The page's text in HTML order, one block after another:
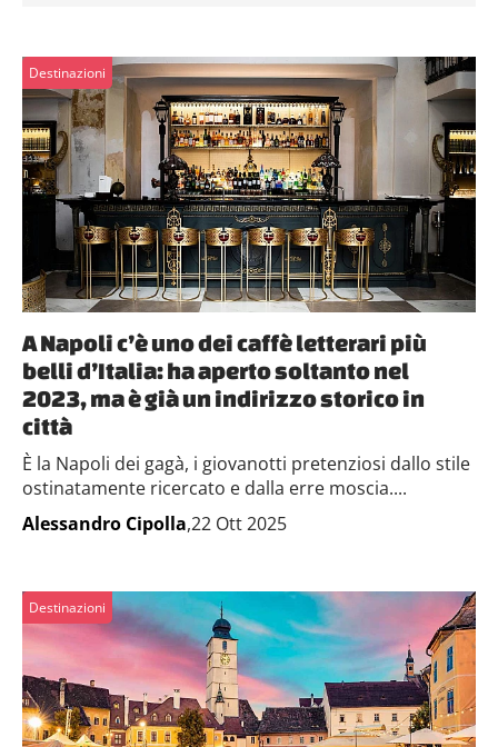
Destinazioni
A Napoli c’è uno dei caffè letterari più
belli d’Italia: ha aperto soltanto nel
2023, ma è già un indirizzo storico in
città
È la Napoli dei gagà, i giovanotti pretenziosi dallo stile
ostinatamente ricercato e dalla erre moscia....
Alessandro Cipolla,22 Ott 2025
Destinazioni